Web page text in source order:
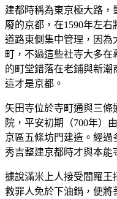
建都時稱為東京極大路，
廢的京都，在1590年左
道路東側集中管理，因為
町，不過這些社寺大多
的町堂錯落在老鋪與新
這才是京都。
矢田寺位於寺町通與三條
院，平安初期（700年）
京區五條坊門建造。經過
秀吉整建京都時才與本能
據說滿米上人接受閻羅王
救罪人免於下油鍋，便將